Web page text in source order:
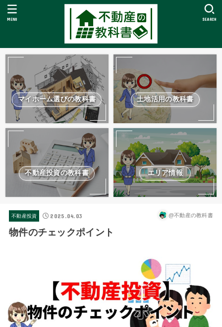
SEARCH
MENU
マイホーム選びの教科書 土地活用の教科書
不動産投資の教科書 エリア情報
不動産投資 2025.04.03 @不動産の教科書
物件のチェックポイント